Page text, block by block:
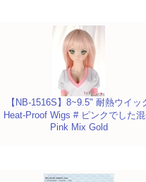
【NB-1516S】8~9.5" 耐熱ウイッ
Heat-Proof Wigs # ピンクでした
Pink Mix Gold